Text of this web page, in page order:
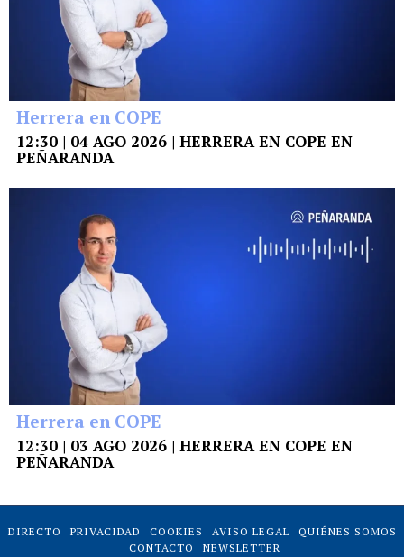
Herrera en COPE
12:30 | 04 AGO 2026 | HERRERA EN COPE EN
PEÑARANDA
Herrera en COPE
12:30 | 03 AGO 2026 | HERRERA EN COPE EN
PEÑARANDA
DIRECTO PRIVACIDAD COOKIES AVISO LEGAL
QUIÉNES SOMOS
CONTACTO
NEWSLETTER